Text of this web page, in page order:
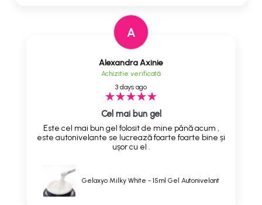
A
Alexandra Axinie
Achizitie verificată
3 days ago
Cel mai bun gel
Este cel mai bun gel folosit de mine până acum ,
este autonivelante se lucrează foarte foarte bine și
ușor cu el .
Gelaxyo Milky White - 15ml Gel Autonivelant